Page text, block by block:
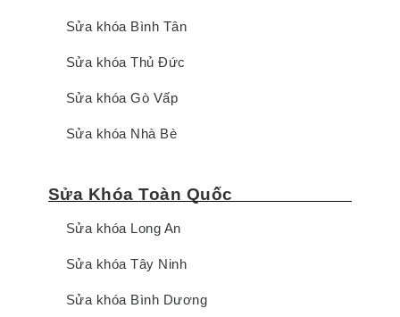
Sửa khóa Bình Tân
Sửa khóa Thủ Đức
Sửa khóa Gò Vấp
Sửa khóa Nhà Bè
Sửa Khóa Toàn Quốc
Sửa khóa Long An
Sửa khóa Tây Ninh
Sửa khóa Bình Dương